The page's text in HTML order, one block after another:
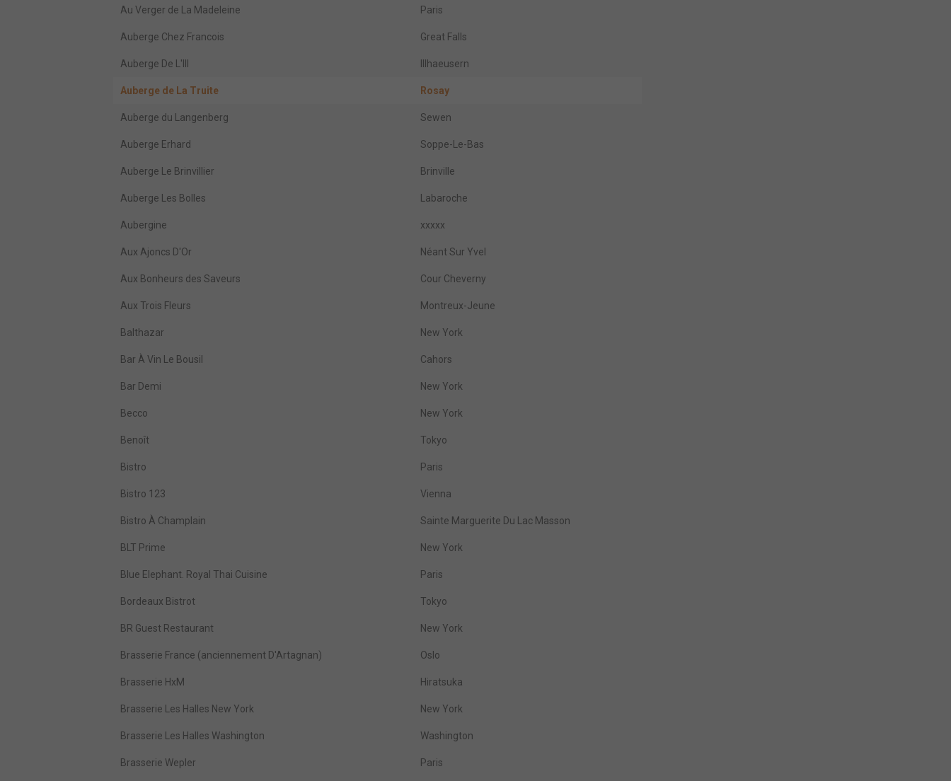
Au Verger de La Madeleine Paris
Auberge Chez Francois Great Falls
Auberge De L'Ill Illhaeusern
Auberge de La Truite Rosay
Auberge du Langenberg Sewen
Auberge Erhard Soppe-Le-Bas
Auberge Le Brinvillier Brinville
Auberge Les Bolles Labaroche
Aubergine xxxxx
Aux Ajoncs D'Or Néant Sur Yvel
Aux Bonheurs des Saveurs Cour Cheverny
Aux Trois Fleurs Montreux-Jeune
Balthazar New York
Bar À Vin Le Bousil Cahors
Bar Demi New York
Becco New York
Benoît Tokyo
Bistro Paris
Bistro 123 Vienna
Bistro À Champlain Sainte Marguerite Du Lac Masson
BLT Prime New York
Blue Elephant. Royal Thai Cuisine Paris
Bordeaux Bistrot Tokyo
BR Guest Restaurant New York
Brasserie France (anciennement D'Artagnan) Oslo
Brasserie HxM Hiratsuka
Brasserie Les Halles New York New York
Brasserie Les Halles Washington Washington
Brasserie Wepler Paris